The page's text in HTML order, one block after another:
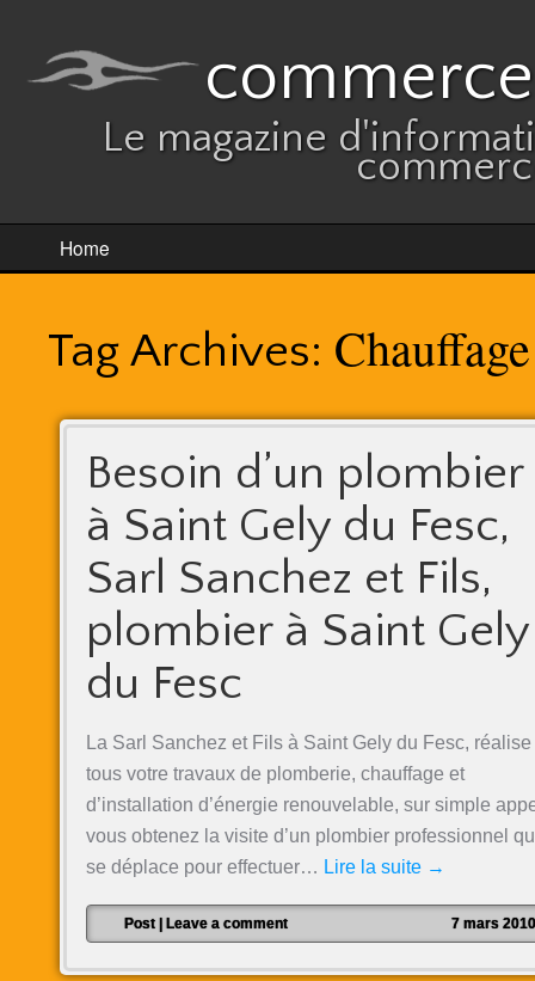
Le magazine
Home
Tag Archives:
Besoin d’un plombier
à Saint Gely du Fesc,
Sarl Sanchez et Fils,
plombier à Saint Gely
du Fesc
La Sarl Sanchez et Fils à Saint Gely du Fesc, réalise
tous votre travaux de plomberie, chauffage et
d’installation d’énergie renouvelable, sur simple
vous obtenez la visite d’un plombier professionnel
se déplace pour effectuer… Lire la suite →
Post Leave a comment 7 mars 2010